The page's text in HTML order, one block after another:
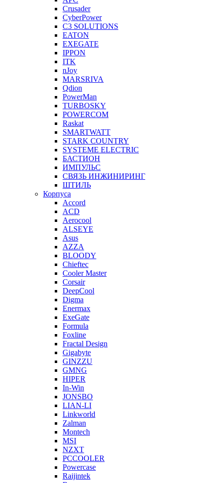
Crusader
CyberPower
C3 SOLUTIONS
EATON
EXEGATE
IPPON
ITK
nJoy
MARSRIVA
Qdion
PowerMan
TURBOSKY
POWERCOM
Raskat
SMARTWATT
STARK COUNTRY
SYSTEME ELECTRIC
БАСТИОН
ИМПУЛЬС
СВЯЗЬ ИНЖИНИРИНГ
ШТИЛЬ
Корпуса
Accord
ACD
Aerocool
ALSEYE
Asus
AZZA
BLOODY
Chieftec
Cooler Master
Corsair
DeepCool
Digma
Enermax
ExeGate
Formula
Foxline
Fractal Design
Gigabyte
GINZZU
GMNG
HIPER
In-Win
JONSBO
LIAN-LI
Linkworld
Zalman
Montech
MSI
NZXT
PCCOOLER
Powercase
Raijintek